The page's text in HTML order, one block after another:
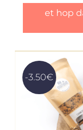
initial
était :
51,50€.
et hop
-3.50€